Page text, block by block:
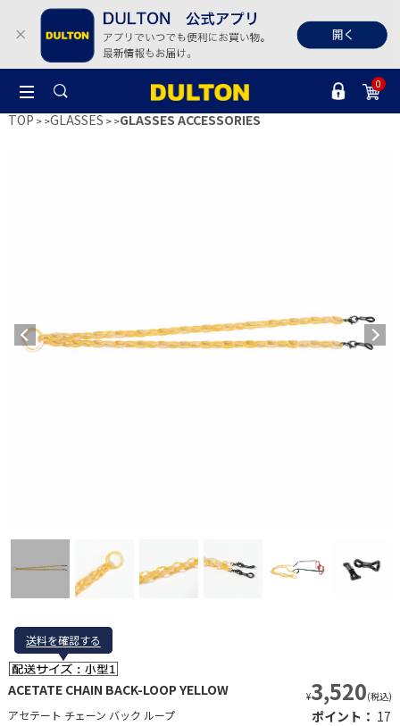
0
TOP >GLASSES >GLASSES ACCESSORIES
送料を確認する
送料を確認する
ACETATE CHAIN BACK-LOOP YELLOW
アセテート チェーン バック ループ
¥3,520(税込)
ポイント： 17